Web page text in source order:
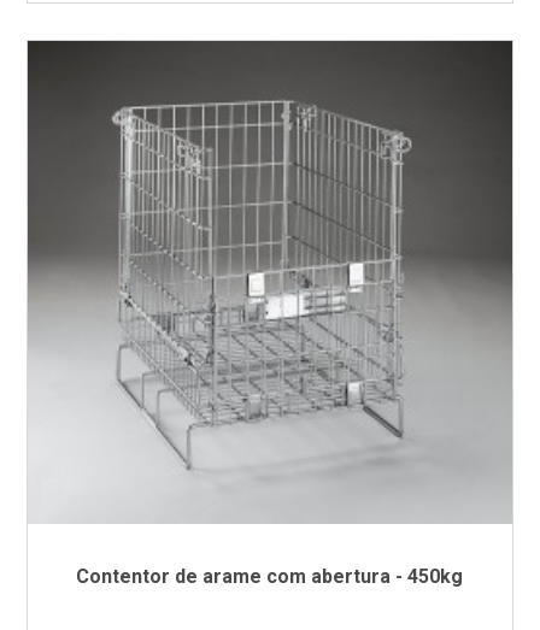
Contentor de arame com abertura - 450kg